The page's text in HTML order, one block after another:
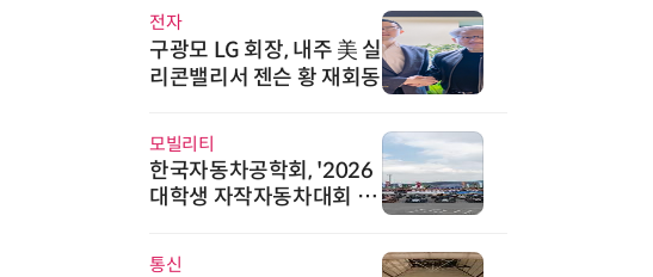
전자
구광모 LG 회장, 내주 美 실
리콘밸리서 젠슨 황 재회동
모빌리티
한국자동차공학회, '2026
대학생 자작자동차대회 포
통신